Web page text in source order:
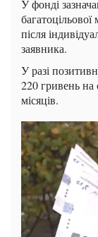
У фонді
після
заявника.
У разі
220 гривень на
місяців.